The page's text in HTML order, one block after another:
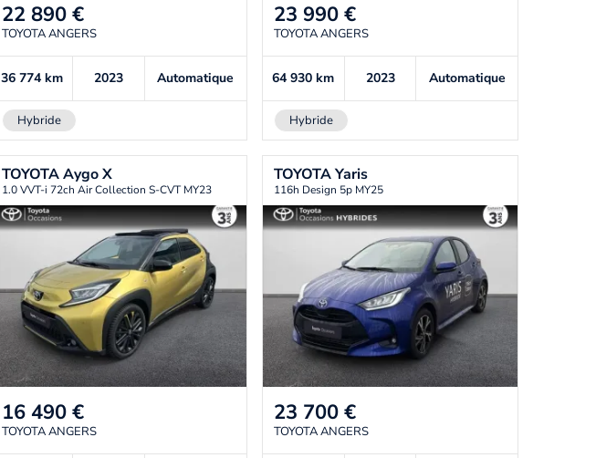
22 890 €
TOYOTA ANGERS
36 774 km 2023 Automatique
Hybride
23 990 €
TOYOTA ANGERS
64 930km 2023 Automatique
Hybride
TOYOTAAygo X
1.0 VVT-i 72ch Air Collection S-CVT MY23
16 490 €
TOYOTA ANGERS
TOYOTAYaris
116h Design 5p MY25
23 700 €
TOYOTA ANGERS